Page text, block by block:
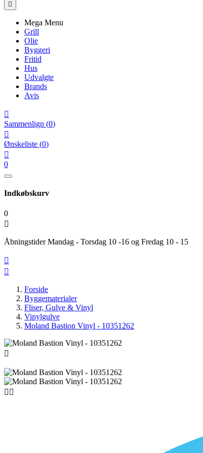

Mega Menu
Grill
Olie
Byggeri
Fritid
Hus
Udvalgte
Brands
Avis

Sammenlign (0)

Ønskeliste (0)

0
Indkøbskurv
0

Åbningstider Mandag - Torsdag 10 -16 og Fredag 10 - 15


Forside
Byggematerialer
Fliser, Gulve & Vinyl
Vinylgulve
Moland Bastion Vinyl - 10351262

 